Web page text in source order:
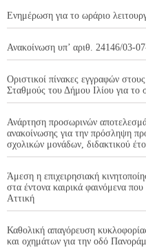
Ενημέρωση για το ωράριο
Ανακοίνωση υπ’ αριθ. 24146/03-
Οριστικοί πίνακες εγγραφών
Σταθμούς του Δήμου Ιλίου για το
Ανάρτηση προσωρινών
ανακοίνωσης για την πρόσληψη
σχολικών μονάδων, διδακτικού
Άμεση η επιχειρησιακή
στα έντονα καιρικά φαινόμενα
Αττική
Καθολική απαγόρευση
και οχημάτων για την οδό